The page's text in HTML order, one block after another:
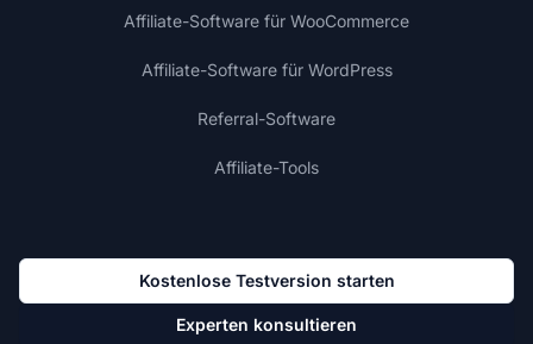
Affiliate-Software für WooCommerce
Affiliate-Software für WordPress
Referral-Software
Affiliate-Tools
Kostenlose Testversion starten
Experten konsultieren